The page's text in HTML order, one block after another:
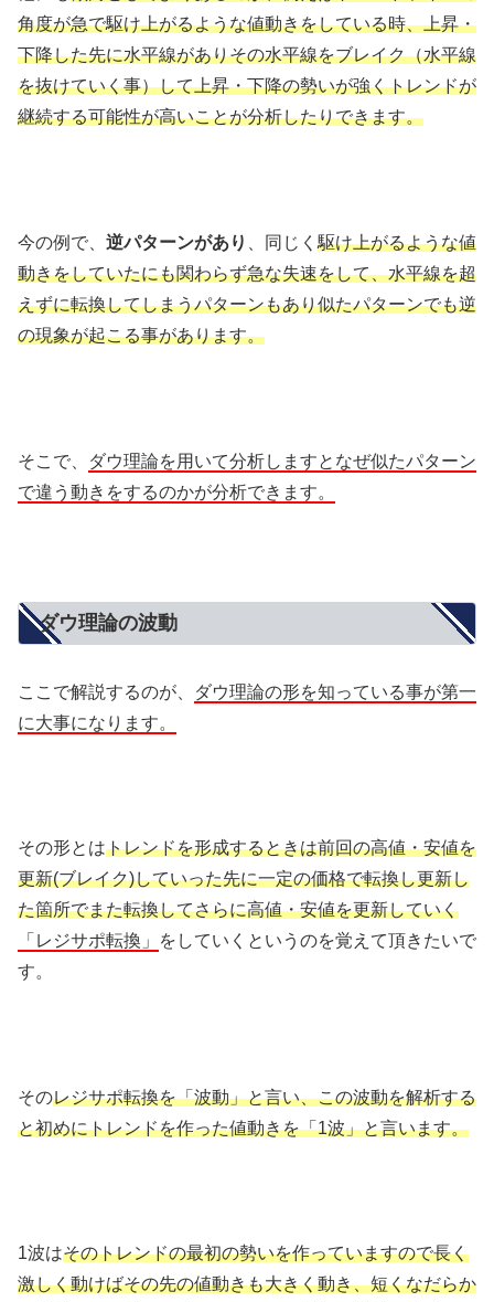
角度が急で駆け上がるような値動きをしている時、上昇・
下降した先に水平線がありその水平線をブレイク（水平線
を抜けていく事）して上昇・下降の勢いが強くトレンドが
継続する可能性が高いことが分析したりできます。
今の例で、 逆パターンがあり 、同じく 駆け上がるような値
動きをしていたにも関わらず急な失速をして、水平線を超
えずに転換してしまうパターンもあり似たパターンでも逆
の現象が起こる事があります。
そこで、
ダウ理論を用いて分析しますとなぜ似たパターン
で違う動きをするのかが分析できます。
ダウ理論の波動
ここで解説するのが、
ダウ理論の形を知っている事が第一
に大事になります。
その形とはトレンドを形成するときは前回の高値・安値を
更新(ブレイク)していった先に一定の価格で転換し更新し
た箇所でまた転換してさらに高値・安値を更新していく
「レジサポ転換」
をしていくというのを覚えて頂きたいで
す。
そのレジサポ転換を「波動」と言い、この波動を解析する
と初めにトレンドを作った値動きを「1波」と言います。
1波はそのトレンドの最初の勢いを作っていますので長く
激しく動けばその先の値動きも大きく動き、短くなだらか